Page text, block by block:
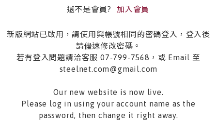
還不是會員? 加入會員
新版網站已啟用，請使用與帳號相同的密碼登入，登入後
請儘速修改密碼。
若有登入問題請洽客服 07-799-7568，或 Email 至
steelnet.com@gmail.com
Our new website is now live.
Please log in using your account name as the
password, then change it right away.